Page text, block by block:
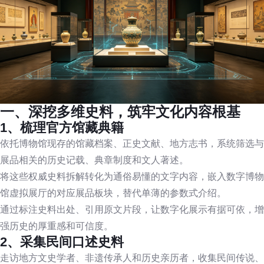
一、深挖多维史料，筑牢文化内容根基
1、梳理官方馆藏典籍
依托博物馆现存的馆藏档案、正史文献、地方志书，系统筛选与
展品相关的历史记载、典章制度和文人著述。
将这些权威史料拆解转化为通俗易懂的文字内容，嵌入数字博物
馆虚拟展厅的对应展品板块，替代单薄的参数式介绍。
通过标注史料出处、引用原文片段，让数字化展示有据可依，增
强历史的厚重感和可信度。
2、采集民间口述史料
走访地方文史学者、非遗传承人和历史亲历者，收集民间传说、